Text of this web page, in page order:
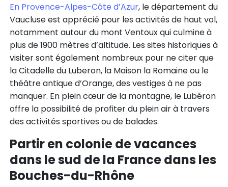
En Provence-Alpes-Côte d’Azur, le département du
Vaucluse est apprécié pour les activités de haut vol,
notamment autour du mont Ventoux qui culmine à
plus de 1900 mètres d’altitude. Les sites historiques à
visiter sont également nombreux pour ne citer que
la Citadelle du Luberon, la Maison la Romaine ou le
théâtre antique d’Orange, des vestiges à ne pas
manquer. En plein cœur de la montagne, le Lubéron
offre la possibilité de profiter du plein air à travers
des activités sportives ou de balades.
Partir en colonie de vacances
dans le sud de la France dans les
Bouches-du-Rhône